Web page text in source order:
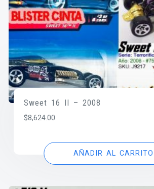
Sweet 16 II – 2008
$8,624.00
AÑADIR AL CARRITO